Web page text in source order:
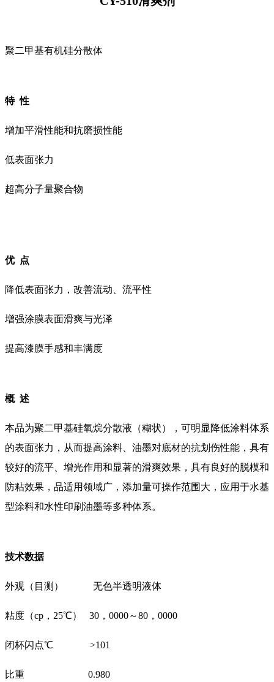
聚二甲基有机硅分散体
特 性
增加平滑性能和抗磨损性能
低表面张力
超高分子量聚合物
优 点
降低表面张力，改善流动、流平性
增强涂膜表面滑爽与光泽
提高漆膜手感和丰满度
概 述
本品为聚二甲基硅氧烷分散液（糊状），可明显降低涂料体系
的表面张力，从而提高涂料、油墨对底材的抗划伤性能，具有
较好的流平、增光作用和显著的滑爽效果，具有良好的脱模和
防粘效果，品适用领域广，添加量可操作范围大，应用于水基
型涂料和水性印刷油墨等多种体系。
技术数据
外观（目测） 无色半透明液体
粘度（cp，25℃） 30，0000～80，0000
闭杯闪点℃ >101
比重 0.980